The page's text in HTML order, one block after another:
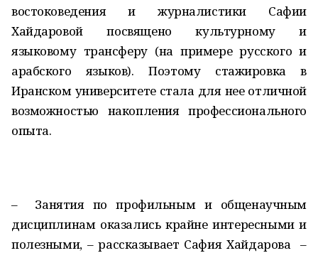
востоковедения и журналистики Сафии
Хайдаровой посвящено культурному и
языковому трансферу (на примере русского и
арабского языков). Поэтому стажировка в
Иранском университете стала для нее отличной
возможностью накопления профессионального
опыта.
– Занятия по профильным и общенаучным
дисциплинам оказались крайне интересными и
полезными, – рассказывает Сафия Хайдарова –